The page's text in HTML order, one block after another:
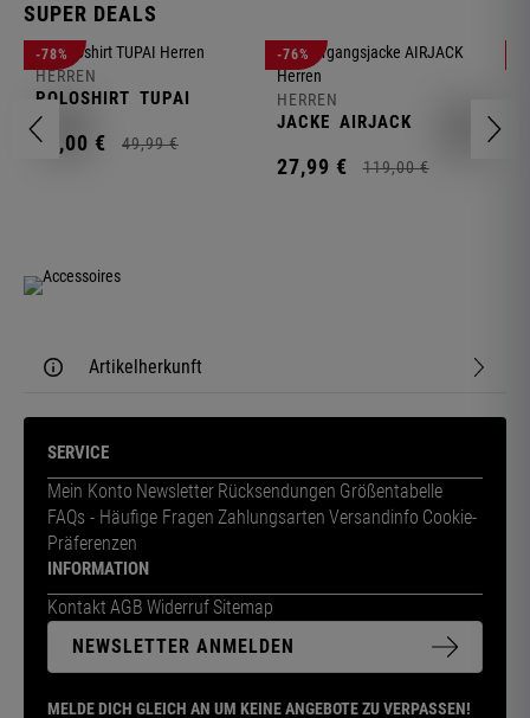
SUPER DEALS
-78%
HERREN
POLOSHIRT TUPAI
11,00 € 49,99 €
-76%
HERREN
JACKE AIRJACK
27,99 € 119,00 €
Artikelherkunft
SERVICE
Mein Konto Newsletter Rücksendungen Größentabelle
FAQs - Häufige Fragen Zahlungsarten Versandinfo Cookie-
Präferenzen
INFORMATION
Kontakt AGB Widerruf Sitemap
NEWSLETTER ANMELDEN
MELDE DICH GLEICH AN UM KEINE ANGEBOTE ZU VERPASSEN!